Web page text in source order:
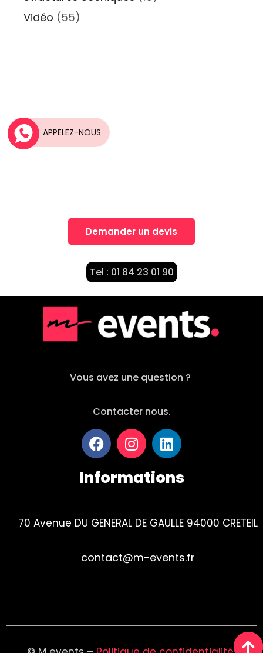
Vidéo (55)
Une idée, Un projet?
Demander un devis
Tel : 01 84 23 01 90
Vous avez une question ?
Contacter nous.
Informations
70 Avenue DU GENERAL DE GAULLE 94000 CRETEIL
contact@m-events.fr
APPELEZ-NOUS